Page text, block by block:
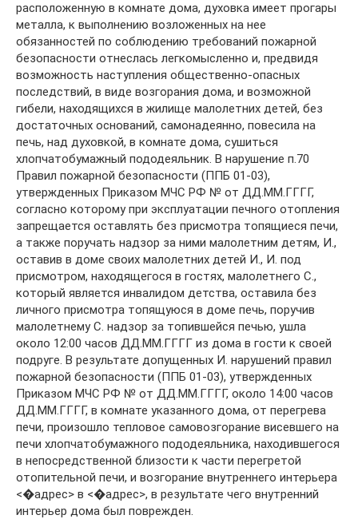
расположенную в комнате дома, духовка имеет прогары
металла, к выполнению возложенных на нее
обязанностей по соблюдению требований пожарной
безопасности отнеслась легкомысленно и, предвидя
возможность наступления общественно-опасных
последствий, в виде возгорания дома, и возможной
гибели, находящихся в жилище малолетних детей, без
достаточных оснований, самонадеянно, повесила на
печь, над духовкой, в комнате дома, сушиться
хлопчатобумажный пододеяльник. В нарушение п.70
Правил пожарной безопасности (ППБ 01-03),
утвержденных Приказом МЧС РФ № от ДД.ММ.ГГГГ,
согласно которому при эксплуатации печного отопления
запрещается оставлять без присмотра топящиеся печи,
а также поручать надзор за ними малолетним детям, И.,
оставив в доме своих малолетних детей И., И. под
присмотром, находящегося в гостях, малолетнего С.,
который является инвалидом детства, оставила без
личного присмотра топящуюся в доме печь, поручив
малолетнему С. надзор за топившейся печью, ушла
около 12:00 часов ДД.ММ.ГГГГ из дома в гости к своей
подруге. В результате допущенных И. нарушений правил
пожарной безопасности (ППБ 01-03), утвержденных
Приказом МЧС РФ № от ДД.ММ.ГГГГ, около 14:00 часов
ДД.ММ.ГГГГ, в комнате указанного дома, от перегрева
печи, произошло тепловое самовозгорание висевшего на
печи хлопчатобумажного пододеяльника, находившегося
в непосредственной близости к части перегретой
отопительной печи, и возгорание внутреннего интерьера
<�адрес> в <�адрес>, в результате чего внутренний
интерьер дома был поврежден.